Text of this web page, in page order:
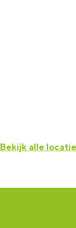
Bekijk alle